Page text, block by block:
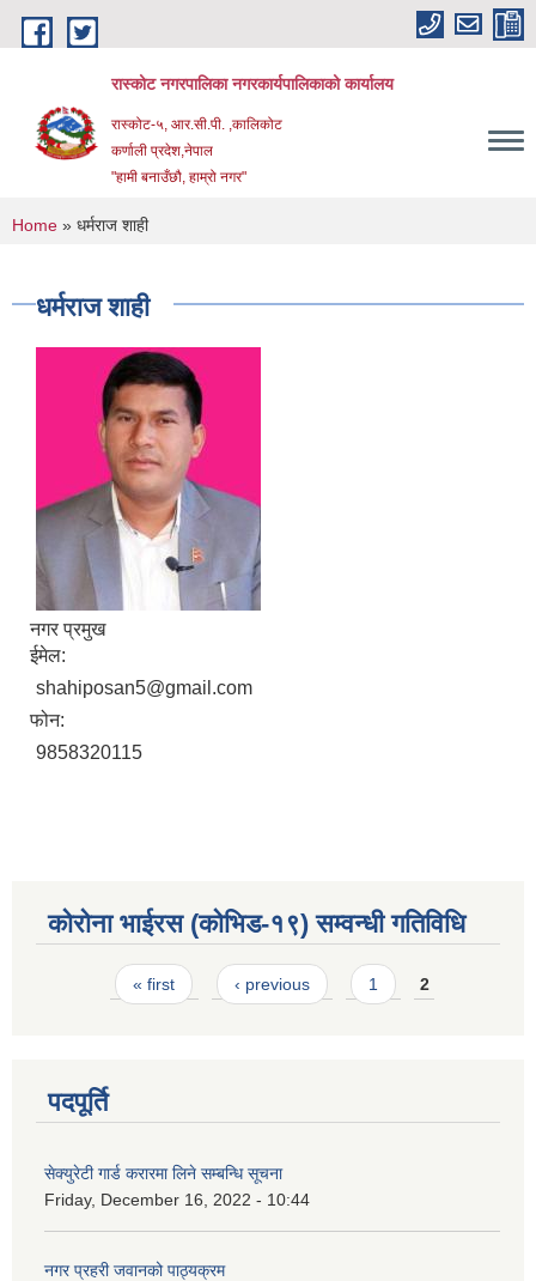
Skip to main content
रास्कोट नगरपालिका नगरकार्यपालिकाको कार्यालय
रास्कोट-५, आर.सी.पी. ,कालिकोट
कर्णाली प्रदेश,नेपाल
"हामी बनाउँछौ, हाम्रो नगर"
You are here
Home » धर्मराज शाही
धर्मराज शाही
नगर प्रमुख
ईमेल:
shahiposan5@gmail.com
फोन:
9858320115
कोरोना भाईरस (कोभिड-१९) सम्वन्धी गतिविधि
Pages« first ‹ previous 1 2
पदपूर्ति
सेक्युरेटी गार्ड करारमा लिने सम्बन्धि सूचना
Friday, December 16, 2022 - 10:44
नगर प्रहरी जवानको पाठ्यक्रम